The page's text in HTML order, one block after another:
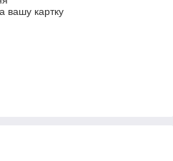
вашу картку